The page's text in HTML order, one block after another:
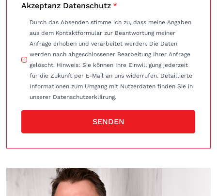
Akzeptanz Datenschutz *
Durch das Absenden stimme ich zu, dass meine Angaben
aus dem Kontaktformular zur Beantwortung meiner
Anfrage erhoben und verarbeitet werden. Die Daten
werden nach abgeschlossener Bearbeitung Ihrer Anfrage
gelöscht. Hinweis: Sie können Ihre Einwilligung jederzeit
für die Zukunft per E-Mail an uns widerrufen. Detaillierte
Informationen zum Umgang mit Nutzerdaten finden Sie in
unserer Datenschutzerklärung.
SENDEN